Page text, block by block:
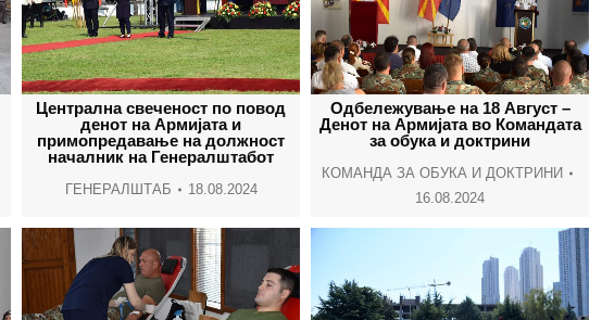
Централна свеченост по повод
денот на Армијата и
примопредавање на должност
началник на Генералштабот
ГЕНЕРАЛШТАБ 18.08.2024
Одбележување на 18 Август –
Денот на Армијата во Командата
за обука и доктрини
КОМАНДА ЗА ОБУКА И ДОКТРИНИ
16.08.2024